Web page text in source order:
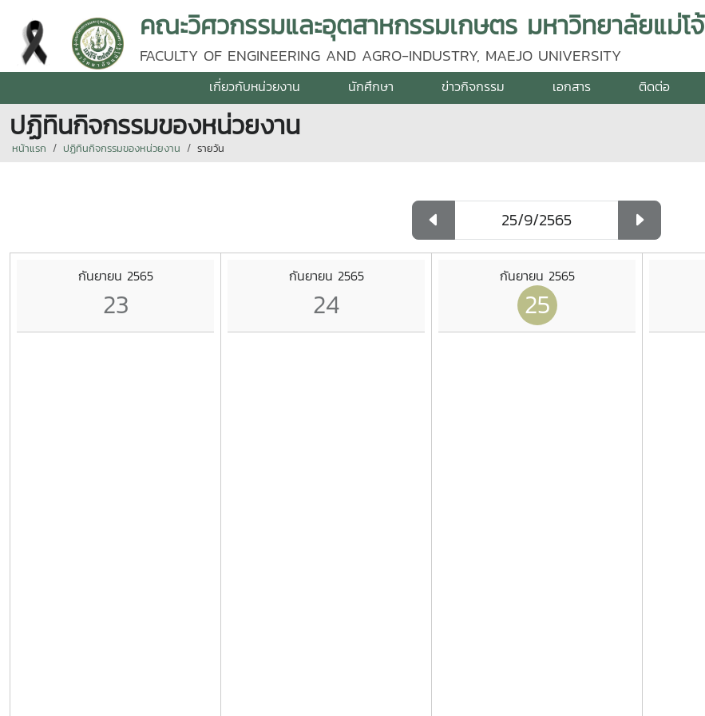
คณะวิศวกรรมและอุตสาหกรรมเกษตร มหาวิทยาลัยแม่โจ้
FACULTY OF ENGINEERING AND AGRO-INDUSTRY, MAEJO UNIVERSITY
เกี่ยวกับหน่วยงาน นักศึกษา ข่าวกิจกรรม เอกสาร ติดต่อ
ปฏิทินกิจกรรมของหน่วยงาน
หน้าแรก ปฏิทินกิจกรรมของหน่วยงาน รายวัน
กันยายน 2565
23
กันยายน 2565
24
กันยายน 2565
25